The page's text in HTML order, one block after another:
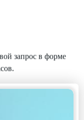
запрос в форме